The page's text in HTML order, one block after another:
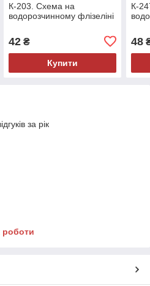
К-203. Схема на
водорозчинному флізеліні
42₴
Купити
К-
48
за рік
роботи